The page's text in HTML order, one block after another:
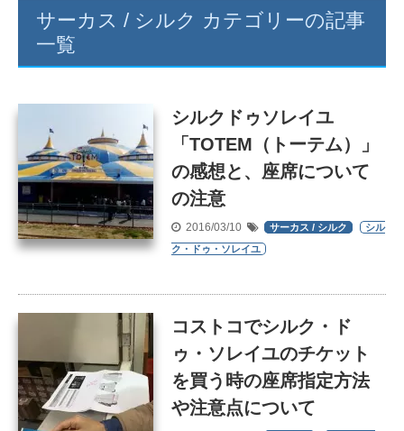
サーカス / シルク カテゴリーの記事
一覧
シルクドゥソレイユ
「TOTEM（トーテム）」
の感想と、座席について
の注意
2016/03/10 サーカス / シルク
シル
ク・ドゥ・ソレイユ
コストコでシルク・ド
ゥ・ソレイユのチケット
を買う時の座席指定方法
や注意点について